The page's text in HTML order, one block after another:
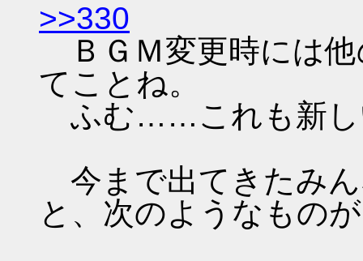
>>330
ＢＧＭ変更時には
てことね。
ふむ……これも新し
今まで出てきたみ
と、次のようなもの